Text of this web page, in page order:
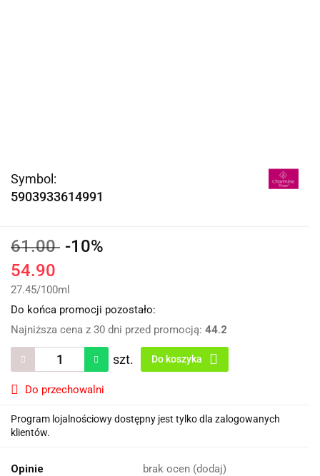
Symbol:
5903933614991
61.00 -10%
54.90
27.45/100ml
Do końca promocji pozostało:
Najniższa cena z 30 dni przed promocją: 44.2
szt. Do koszyka
Do przechowalni
Program lojalnościowy dostępny jest tylko dla zalogowanych
klientów.
Opinie brak ocen (dodaj)